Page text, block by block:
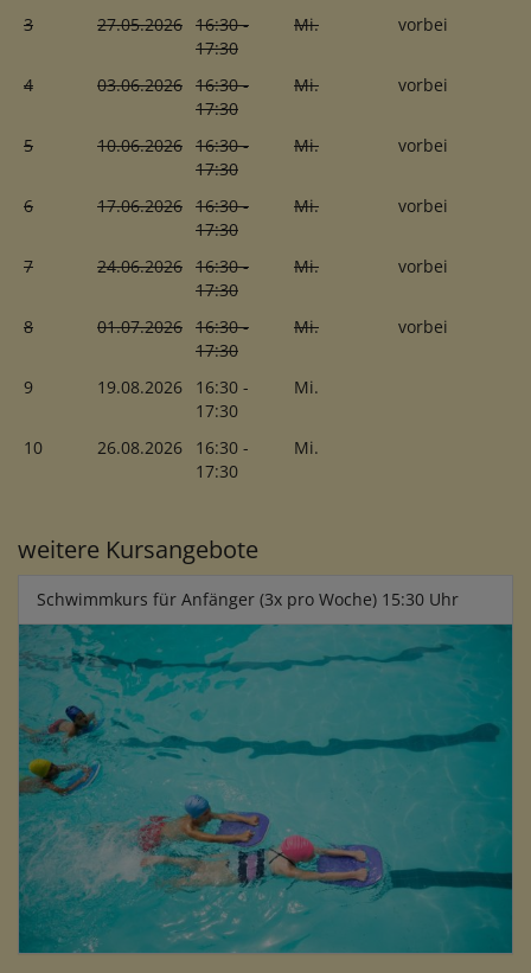
3 27.05.2026 16:30 -
17:30
Mi. vorbei
4 03.06.2026 16:30 -
17:30
Mi. vorbei
5 10.06.2026 16:30 -
17:30
Mi. vorbei
6 17.06.2026 16:30 -
17:30
Mi. vorbei
7 24.06.2026 16:30 -
17:30
Mi. vorbei
8 01.07.2026 16:30 -
17:30
Mi. vorbei
9 19.08.2026
16:30 -
17:30
Mi.
10 26.08.2026
16:30 -
17:30
Mi.
weitere Kursangebote
Schwimmkurs für Anfänger (3x pro Woche) 15:30 Uhr